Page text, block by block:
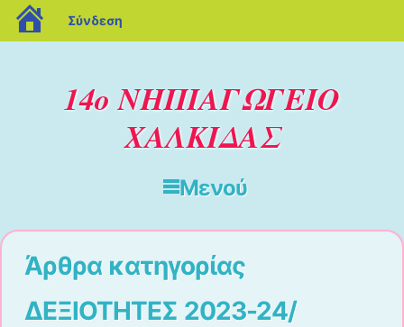
14ο ΝΗΠΙΑΓΩΓΕΙΟ
ΧΑΛΚΙΔΑΣ
Μενού
Άρθρα κατηγορίας
ΔΕΞΙΟΤΗΤΕΣ 2023-24/
blogs.sch.gr
Σύνδεση